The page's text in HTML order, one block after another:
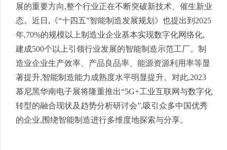
展的重要方向,整个行业正在不断突破新技术、催生新业
态。近日,《“十四五”智能制造发展规划》也提出到2025
年,70%的规模以上制造业企业基本实现数字化网络化,
建成500个以上引领行业发展的智能制造示范工厂。制
造业企业生产效率、产品良品率、能源资源利用率等显
著提升,智能制造能力成熟度水平明显提升。对此,2023
慕尼黑华南电子展将隆重推出“5G+工业互联网与数字化
转型的融合现状及趋势分析研讨会”,吸引众多中国优秀
的企业,围绕智能制造进行多维度地探索与分享。